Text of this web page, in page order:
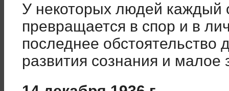
У некоторых людей каждый
превращается в спор и в
последнее обстоятельство
развития сознания и малое